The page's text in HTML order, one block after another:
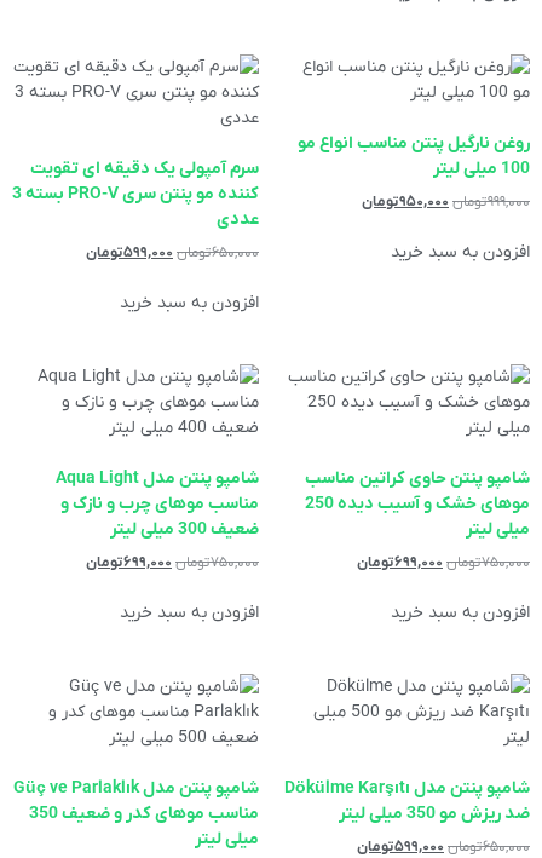
روغن نارگیل پنتن مناسب انواع مو
100 میلی لیتر
۹۹۹,۰۰۰تومان ۹۵۰,۰۰۰تومان
افزودن به سبد خرید
سرم آمپولی یک دقیقه ای تقویت
کننده مو پنتن سری PRO-V بسته 3
عددی
۶۵۰,۰۰۰تومان ۵۹۹,۰۰۰تومان
افزودن به سبد خرید
شامپو پنتن حاوی کراتین مناسب
موهای خشک و آسیب دیده 250
میلی لیتر
۷۵۰,۰۰۰تومان ۶۹۹,۰۰۰تومان
افزودن به سبد خرید
شامپو پنتن مدل Aqua Light
مناسب موهای چرب و نازک و
ضعیف 300 میلی لیتر
۷۵۰,۰۰۰تومان ۶۹۹,۰۰۰تومان
افزودن به سبد خرید
‌شامپو پنتن مدل Dökülme Karşıtı
ضد ریزش مو 350 میلی لیتر
۶۵۰,۰۰۰تومان ۵۹۹,۰۰۰تومان
شامپو پنتن مدل Güç ve Parlaklık
مناسب موهای کدر و ضعیف 350
میلی لیتر